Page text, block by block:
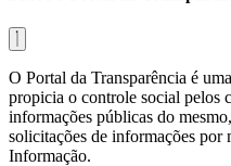
O Portal da Transparência é
propicia o controle social pelos
informações públicas do
solicitações de informações por
Informação.